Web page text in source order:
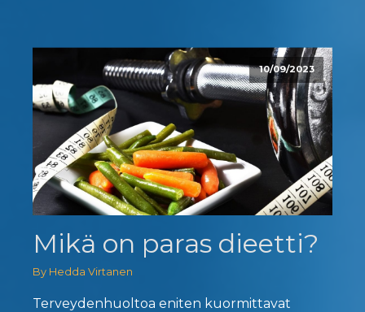
10/09/2023
Mikä on paras dieetti?
By Hedda Virtanen
Terveydenhuoltoa eniten kuormittavat